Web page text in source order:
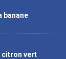
banane
citron vert